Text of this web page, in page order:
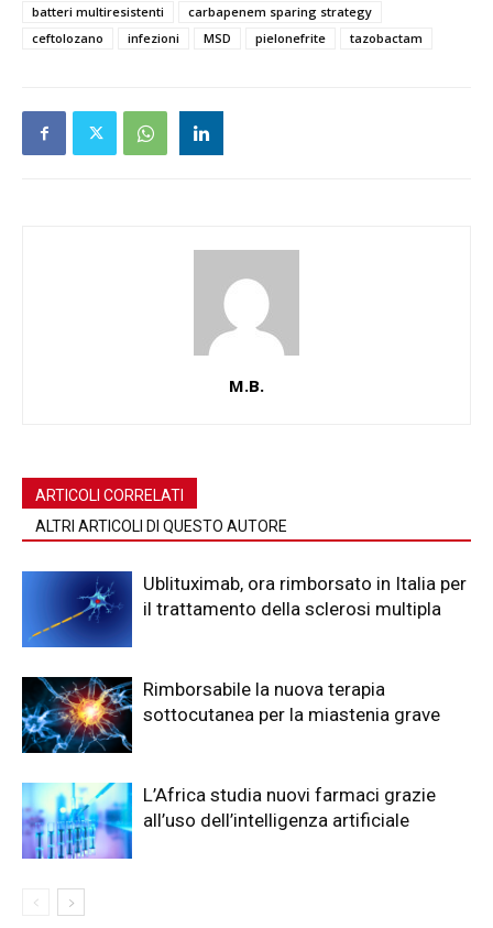
batteri multiresistenti
carbapenem sparing strategy
ceftolozano
infezioni MSD pielonefrite tazobactam
M.B.
ARTICOLI CORRELATI
ALTRI ARTICOLI DI QUESTO AUTORE
Ublituximab, ora rimborsato in Italia per
il trattamento della sclerosi multipla
Rimborsabile la nuova terapia
sottocutanea per la miastenia grave
L’Africa studia nuovi farmaci grazie
all’uso dell’intelligenza artificiale